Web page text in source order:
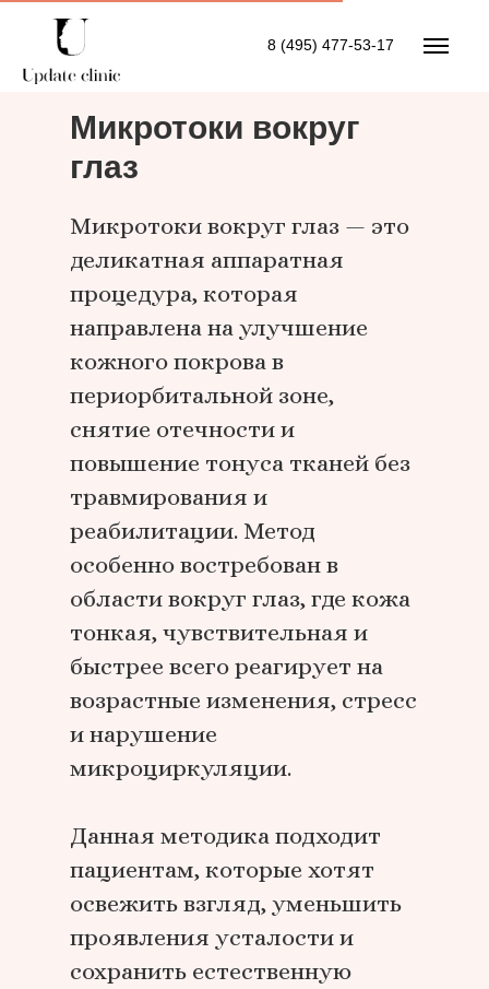
8 (495) 477-53-17
Микротоки вокруг
глаз
Микротоки вокруг глаз — это
деликатная аппаратная
процедура, которая
направлена на улучшение
кожного покрова в
периорбитальной зоне,
снятие отечности и
повышение тонуса тканей без
травмирования и
реабилитации. Метод
особенно востребован в
области вокруг глаз, где кожа
тонкая, чувствительная и
быстрее всего реагирует на
возрастные изменения, стресс
и нарушение
микроциркуляции.
Данная методика подходит
пациентам, которые хотят
освежить взгляд, уменьшить
проявления усталости и
сохранить естественную